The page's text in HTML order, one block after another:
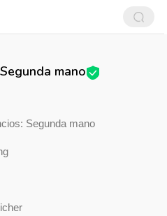
mano
Segunda mano